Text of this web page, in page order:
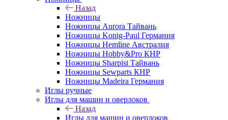
Назад
Ножницы
Ножницы Aurora Тайвань
Ножницы Konig-Paul Германия
Ножницы Hemline Австралия
Ножницы Hobby&Pro КНР
Ножницы Sharpist Тайвань
Ножницы Sewparts КНР
Ножницы Madeira Германия
Иглы ручные
Иглы для машин и оверлоков
Назад
Иглы для машин и оверлоков